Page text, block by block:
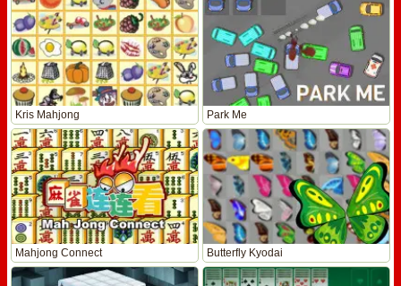
Kris Mahjong Park Me
Mahjong Connect Butterfly Kyodai